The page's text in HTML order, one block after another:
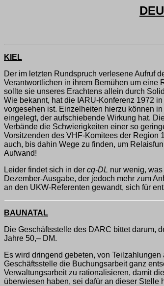
KIEL
Der im letzten Rundspruch verlesene Aufruf
Verantwortlichen in ihrem Bemühen um eine
sollte sie unseres Erachtens allein durch
Wie bekannt, hat die IARU-Konferenz 1972
vorgesehen ist. Einzelheiten hierzu können in
eingelegt, der aufschiebende Wirkung hat.
Verbände die Schwierigkeiten einer so
Vorsitzenden des VHF-Komitees der Region
auch, bis dahin Wege zu finden, um
Aufwand!
Leider findet sich in der cq-DL nur wenig,
Dezember-Ausgabe, der jedoch mehr zum
an den UKW-Referenten gewandt, sich für
BAUNATAL
Die Geschäftsstelle des DARC bittet darum,
Jahre 50,– DM.
Es wird dringend gebeten, von
Geschäftsstelle die Buchungsarbeit ganz
Verwaltungsarbeit zu rationalisieren, damit
überwiesen haben, sei dafür an dieser Stelle